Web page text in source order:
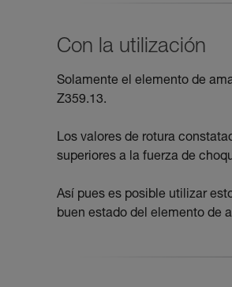
Con la utilización
Solamente el elemento de
Z359.13.
Los valores de rotura
superiores a la fuerza de
Así pues es posible utilizar
buen estado del elemento de